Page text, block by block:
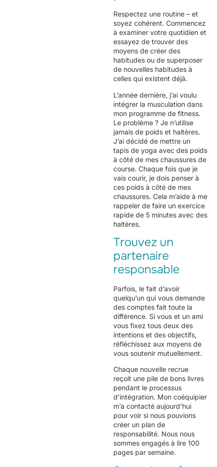
Respectez une routine – et
soyez cohérent. Commencez
à examiner votre quotidien et
essayez de trouver des
moyens de créer des
habitudes ou de superposer
de nouvelles habitudes à
celles qui existent déjà.
L’année dernière, j’ai voulu
intégrer la musculation dans
mon programme de fitness.
Le problème ? Je n’utilise
jamais de poids et haltères.
J’ai décidé de mettre un
tapis de yoga avec des poids
à côté de mes chaussures de
course. Chaque fois que je
vais courir, je dois penser à
ces poids à côté de mes
chaussures. Cela m’aide à me
rappeler de faire un exercice
rapide de 5 minutes avec des
haltères.
Trouvez un
partenaire
responsable
Parfois, le fait d’avoir
quelqu’un qui vous demande
des comptes fait toute la
différence. Si vous et un ami
vous fixez tous deux des
intentions et des objectifs,
réfléchissez aux moyens de
vous soutenir mutuellement.
Chaque nouvelle recrue
reçoit une pile de bons livres
pendant le processus
d’intégration. Mon coéquipier
m’a contacté aujourd’hui
pour voir si nous pouvions
créer un plan de
responsabilité. Nous nous
sommes engagés à lire 100
pages par semaine.